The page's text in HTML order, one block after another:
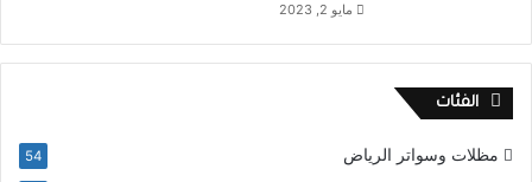
مايو 2, 2023
الفئات
مظلات وسواتر الرياض 54